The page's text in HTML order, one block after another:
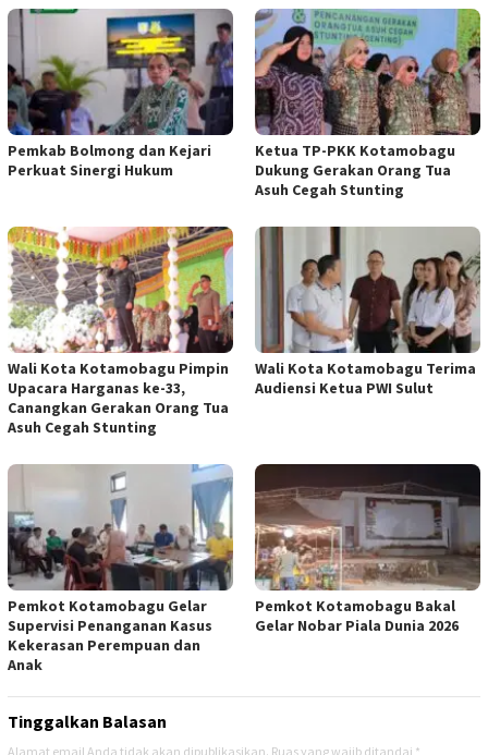
Pemkab Bolmong dan Kejari
Perkuat Sinergi Hukum
Ketua TP-PKK Kotamobagu
Dukung Gerakan Orang Tua
Asuh Cegah Stunting
Wali Kota Kotamobagu Pimpin
Upacara Harganas ke-33,
Canangkan Gerakan Orang Tua
Asuh Cegah Stunting
Wali Kota Kotamobagu Terima
Audiensi Ketua PWI Sulut
Pemkot Kotamobagu Gelar
Supervisi Penanganan Kasus
Kekerasan Perempuan dan
Anak
Pemkot Kotamobagu Bakal
Gelar Nobar Piala Dunia 2026
Tinggalkan Balasan
Alamat email Anda tidak akan dipublikasikan. Ruas yang wajib ditandai *